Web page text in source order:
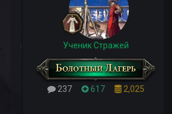
Ученик Стражей
237 617 2,025